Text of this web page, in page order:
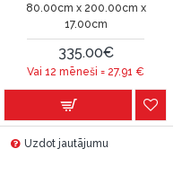
80.00cm x 200.00cm x
17.00cm
335.00€
Vai 12 mēneši = 27.91 €
Uzdot jautājumu